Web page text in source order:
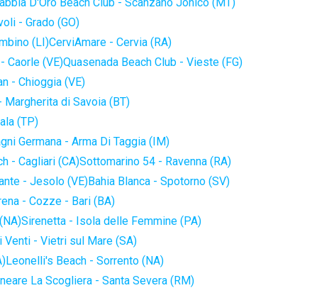
- Grado (GO)
(LI)CerviAmare - Cervia (RA)
Caorle (VE)Quasenada Beach Club - Vieste (FG)
- Chioggia (VE)
di Savoia (BT)
(TP)
Germana - Arma Di Taggia (IM)
- Cagliari (CA)Sottomarino 54 - Ravenna (RA)
- Jesolo (VE)Bahia Blanca - Spotorno (SV)
- Cozze - Bari (BA)
Sirenetta - Isola delle Femmine (PA)
Venti - Vietri sul Mare (SA)
Leonelli's Beach - Sorrento (NA)
La Scogliera - Santa Severa (RM)